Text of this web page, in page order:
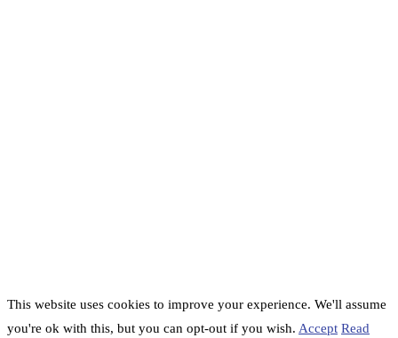
This website uses cookies to improve your experience. We'll assume
you're ok with this, but you can opt-out if you wish. Accept Read